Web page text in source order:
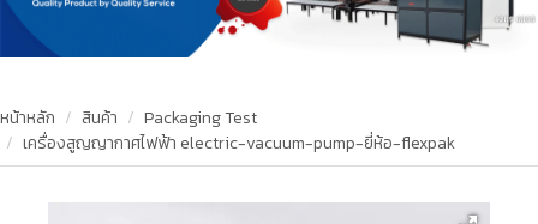
PRODUCT
OUR CLIENTS
OUR WORKS
CALIBRATION
หน้าหลัก สินค้า
Packaging Test
เครื่องสูญญากาศไฟฟ้า electric-vacuum-pump-ยี่ห้อ-flexpak